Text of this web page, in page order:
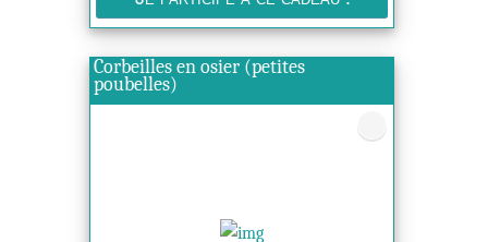
Corbeilles en osier (petites
poubelles)